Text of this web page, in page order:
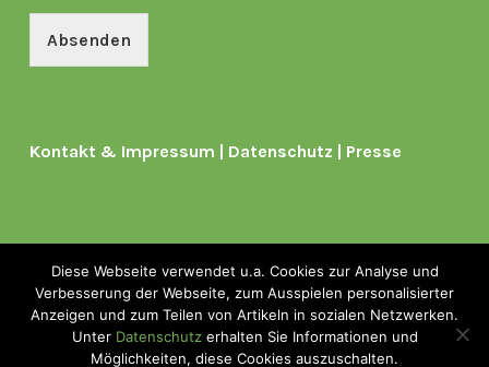
Absenden
Kontakt & Impressum | Datenschutz | Presse
Copyright © 2026
Greentech.LIVE Conference
| www.greentech.live
Diese Webseite verwendet u.a. Cookies zur Analyse und
Verbesserung der Webseite, zum Ausspielen personalisierter
Anzeigen und zum Teilen von Artikeln in sozialen Netzwerken.
Unter Datenschutzerhalten Sie Informationen und
Möglichkeiten, diese Cookies auszuschalten.